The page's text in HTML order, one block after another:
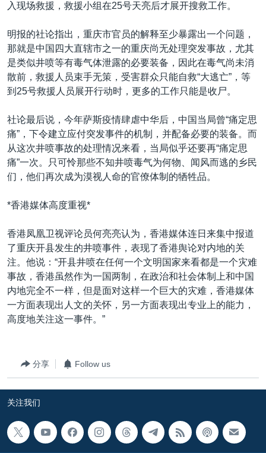
入现场救援，救援小组在25号天亮后才展开搜救工作。
明报的社论指出，重庆市官员的解释至少暴露出一个问题，
那就是中国四大直辖市之一的重庆尚无处理突发事故，尤其
是类似井喷等有毒气体泄露的必要装备，因此在毒气尚未消
散前，救援人员束手无策，受害群众只能自救“大逃亡”，等
到25号救援人员展开行动时，更多的工作只能是收尸。
社论最后说，今年萨斯疫情肆虐中华后，中国当局曾“痛定思
痛”，下令建立应付突发事件的机制，并配备必要的装备。而
从这次井喷事故的处理情况来看，当局似乎还要再“痛定思
痛”一次。只可怜那些不知井喷毒气为何物、闻风而逃的乡民
们，他们再次成为漠视人命的官僚体制的牺牲品。
*香港媒体高度重视*
香港凤凰卫视评论员何亮亮认为，香港媒体连日来集中报道
了重庆开县发生的井喷事件，表现了香港舆论对内地的关
注。他说：“开县井喷在任何一个文明国家来看都是一个灾难
事故，香港虽然作为一国两制，在政治和社会体制上和中国
内地完全不一样，但是面对这样一个巨大的灾难，香港媒体
一方面表现出人文的关怀，另一方面表现出专业上的能力，
高度地关注这一事件。”
分享 Follow us
关注我们